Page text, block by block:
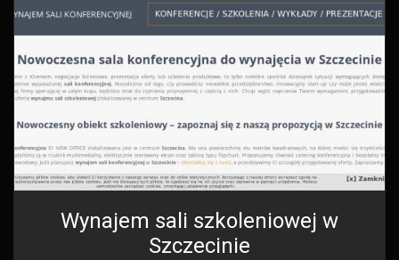
Wynajem sali szkoleniowej w
Szczecinie